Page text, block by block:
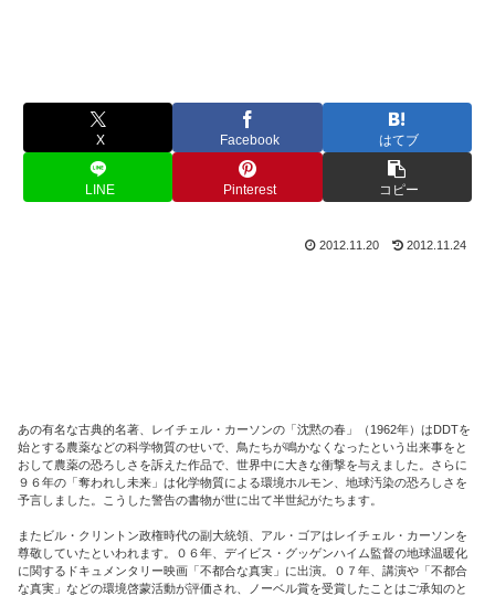
X Facebook はてブ
LINE Pinterest コピー
2012.11.20 2012.11.24
あの有名な古典的名著、レイチェル・カーソンの「沈黙の春」（1962年）はDDTを
始とする農薬などの科学物質のせいで、鳥たちが鳴かなくなったという出来事をと
おして農薬の恐ろしさを訴えた作品で、世界中に大きな衝撃を与えました。さらに
９６年の「奪われし未来」は化学物質による環境ホルモン、地球汚染の恐ろしさを
予言しました。こうした警告の書物が世に出て半世紀がたちます。
またビル・クリントン政権時代の副大統領、アル・ゴアはレイチェル・カーソンを
尊敬していたといわれます。０６年、デイビス・グッゲンハイム監督の地球温暖化
に関するドキュメンタリー映画「不都合な真実」に出演。０７年、講演や「不都合
な真実」などの環境啓蒙活動が評価され、ノーベル賞を受賞したことはご承知のと